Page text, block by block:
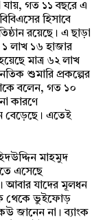
যায়, গত ১১ বছরে এ
হিসাবে
রয়েছে। এ ছাড়া
১ লাখ ১৬ হাজার
মাত্র ৬২ লাখ
শুমারি প্রকল্পের
বলেন, গত ১০
কারণে
বেড়েছে। এতেই
মাহমুদ
এসেছে
আবার যাদের মূলধন
থেকে ভুইফোড়
জানেন না। ব্যাংক